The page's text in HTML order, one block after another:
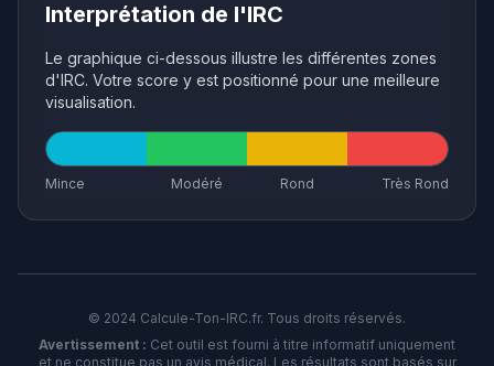
Interprétation de l'IRC
Le graphique ci-dessous illustre les différentes zones
d'IRC. Votre score y est positionné pour une meilleure
visualisation.
Mince Modéré Rond Très Rond
© 2024 Calcule-Ton-IRC.fr. Tous droits réservés.
Avertissement : Cet outil est fourni à titre informatif uniquement
et ne constitue pas un avis médical. Les résultats sont basés sur